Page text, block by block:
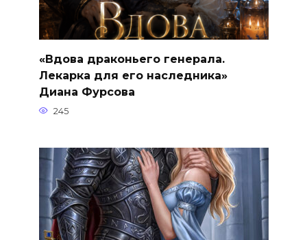
«Вдова драконьего генерала.
Лекарка для его наследника»
Диана Фурсова
245